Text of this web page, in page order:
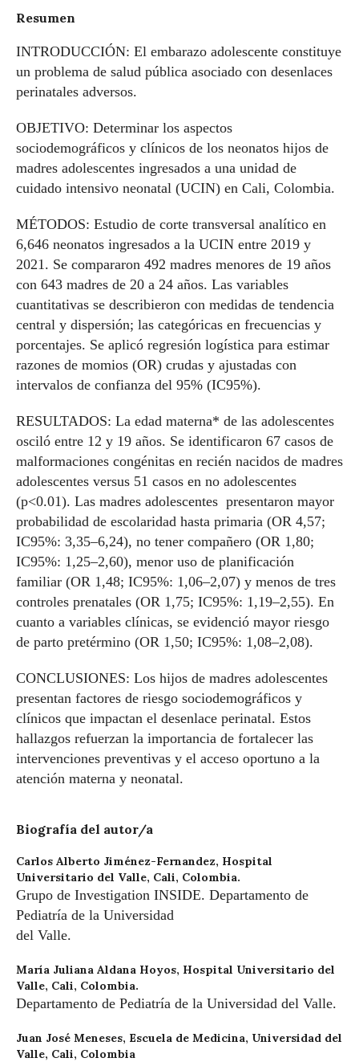
Resumen
INTRODUCCIÓN: El embarazo adolescente constituye
un problema de salud pública asociado con desenlaces
perinatales adversos.
OBJETIVO: Determinar los aspectos
sociodemográficos y clínicos de los neonatos hijos de
madres adolescentes ingresados a una unidad de
cuidado intensivo neonatal (UCIN) en Cali, Colombia.
MÉTODOS: Estudio de corte transversal analítico en
6,646 neonatos ingresados a la UCIN entre 2019 y
2021. Se compararon 492 madres menores de 19 años
con 643 madres de 20 a 24 años. Las variables
cuantitativas se describieron con medidas de tendencia
central y dispersión; las categóricas en frecuencias y
porcentajes. Se aplicó regresión logística para estimar
razones de momios (OR) crudas y ajustadas con
intervalos de confianza del 95% (IC95%).
RESULTADOS: La edad materna* de las adolescentes
osciló entre 12 y 19 años. Se identificaron 67 casos de
malformaciones congénitas en recién nacidos de madres
adolescentes versus 51 casos en no adolescentes
(p<0.01). Las madres adolescentes presentaron mayor
probabilidad de escolaridad hasta primaria (OR 4,57;
IC95%: 3,35–6,24), no tener compañero (OR 1,80;
IC95%: 1,25–2,60), menor uso de planificación
familiar (OR 1,48; IC95%: 1,06–2,07) y menos de tres
controles prenatales (OR 1,75; IC95%: 1,19–2,55). En
cuanto a variables clínicas, se evidenció mayor riesgo
de parto pretérmino (OR 1,50; IC95%: 1,08–2,08).
CONCLUSIONES: Los hijos de madres adolescentes
presentan factores de riesgo sociodemográficos y
clínicos que impactan el desenlace perinatal. Estos
hallazgos refuerzan la importancia de fortalecer las
intervenciones preventivas y el acceso oportuno a la
atención materna y neonatal.
Biografía del autor/a
Carlos Alberto Jiménez-Fernandez, Hospital
Universitario del Valle, Cali, Colombia.
Grupo de Investigation INSIDE. Departamento de
Pediatría de la Universidad
del Valle.
María Juliana Aldana Hoyos, Hospital Universitario del
Valle, Cali, Colombia.
Departamento de Pediatría de la Universidad del Valle.
Juan José Meneses, Escuela de Medicina, Universidad del
Valle, Cali, Colombia